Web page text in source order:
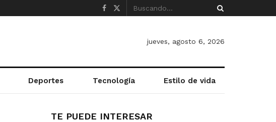
jueves, agosto 6, 2026
Deportes Tecnología Estilo de vida
TE PUEDE INTERESAR